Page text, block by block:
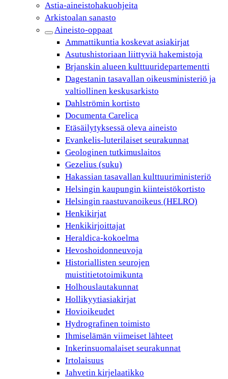
Astia-aineistohakuohjeita
Arkistoalan sanasto
Aineisto-oppaat
Ammattikuntia koskevat asiakirjat
Asutushistoriaan liittyviä hakemistoja
Brjanskin alueen kulttuuridepartementti
Dagestanin tasavallan oikeusministeriö ja
valtiollinen keskusarkisto
Dahlströmin kortisto
Documenta Carelica
Etäsäilytyksessä oleva aineisto
Evankelis-luterilaiset seurakunnat
Geologinen tutkimuslaitos
Gezelius (suku)
Hakassian tasavallan kulttuuriministeriö
Helsingin kaupungin kiinteistökortisto
Helsingin raastuvanoikeus (HELRO)
Henkikirjat
Henkikirjoittajat
Heraldica-kokoelma
Hevoshoidonneuvoja
Historiallisten seurojen
muistitietotoimikunta
Holhouslautakunnat
Hollikyytiasiakirjat
Hovioikeudet
Hydrografinen toimisto
Ihmiselämän viimeiset lähteet
Inkerinsuomalaiset seurakunnat
Irtolaisuus
Jahvetin kirjelaatikko